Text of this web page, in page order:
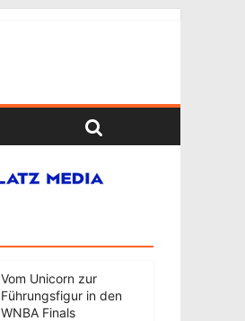
Vom Unicorn zur
Führungsfigur in den
WNBA Finals